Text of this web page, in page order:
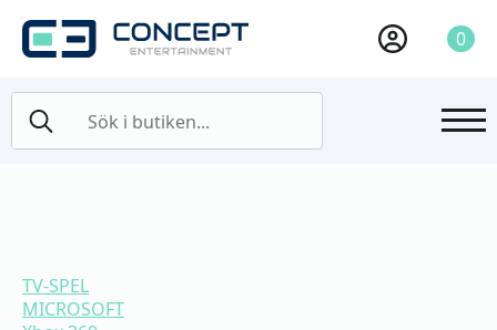
0
for:
TV-SPEL
MICROSOFT